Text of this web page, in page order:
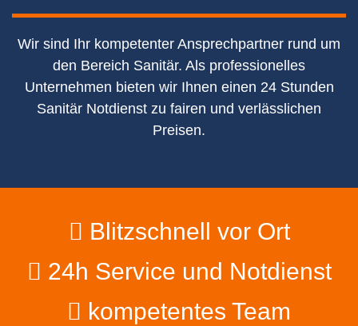
Wir sind Ihr kompetenter Ansprechpartner rund um
den Bereich Sanitär. Als professionelles
Unternehmen bieten wir Ihnen einen 24 Stunden
Sanitär Notdienst zu fairen und verlässlichen
Preisen.
Blitzschnell vor Ort
24h Service und Notdienst
kompetentes Team